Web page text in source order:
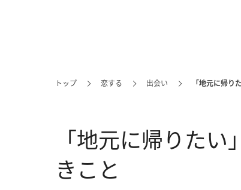
トップ 恋する 出会い 「地元に帰り
「地元に帰りた
きこと